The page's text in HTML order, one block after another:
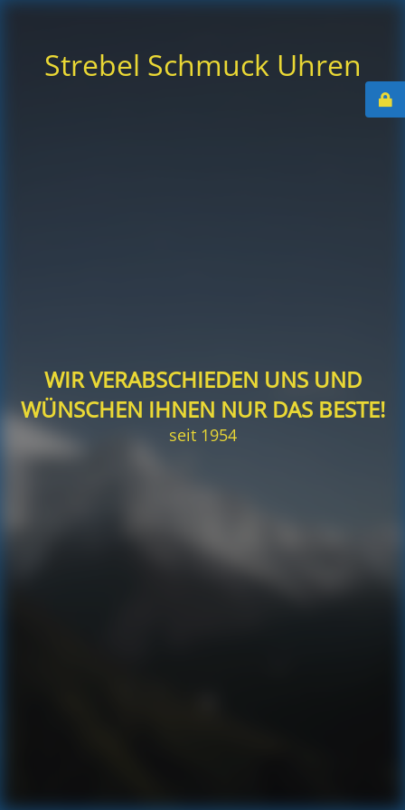
Strebel Schmuck Uhren
WIR VERABSCHIEDEN UNS UND
WÜNSCHEN IHNEN NUR DAS BESTE!
seit 1954